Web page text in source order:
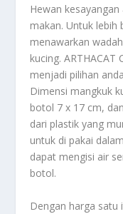
Hewan
makan. Untuk lebih
menawarkan
kucing. ARTHACAT
menjadi pilihan
Dimensi mangkuk
botol 7 x 17 cm,
dari plastik yang
untuk di pakai
dapat mengisi air
botol.
Dengan harga